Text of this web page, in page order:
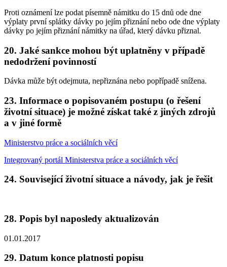
Proti oznámení lze podat písemně námitku do 15 dnů ode dne
výplaty první splátky dávky po jejím přiznání nebo ode dne výplaty
dávky po jejím přiznání námitky na úřad, který dávku přiznal.
20. Jaké sankce mohou být uplatněny v případě
nedodržení povinností
Dávka může být odejmuta, nepřiznána nebo popřípadě snížena.
23. Informace o popisovaném postupu (o řešení
životní situace) je možné získat také z jiných zdrojů
a v jiné formě
Ministerstvo práce a sociálních věcí
Integrovaný portál Ministerstva práce a sociálních věcí
24. Související životní situace a návody, jak je řešit
28. Popis byl naposledy aktualizován
01.01.2017
29. Datum konce platnosti popisu